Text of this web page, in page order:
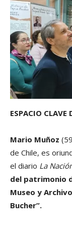
ESPACIO CLAVE
Mario Muñoz
de Chile, es
el diario La
del patrimonio
Museo y
Bucher”.